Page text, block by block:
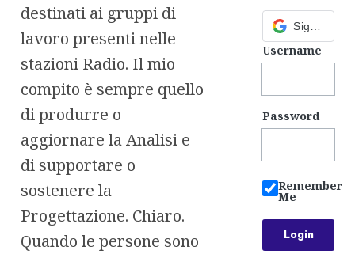
destinati ai gruppi di
lavoro presenti nelle
stazioni Radio. Il mio
compito è sempre quello
di produrre o
aggiornare la Analisi e
di supportare o
sostenere la
Progettazione. Chiaro.
Quando le persone sono
Username
Password
Remember
Me